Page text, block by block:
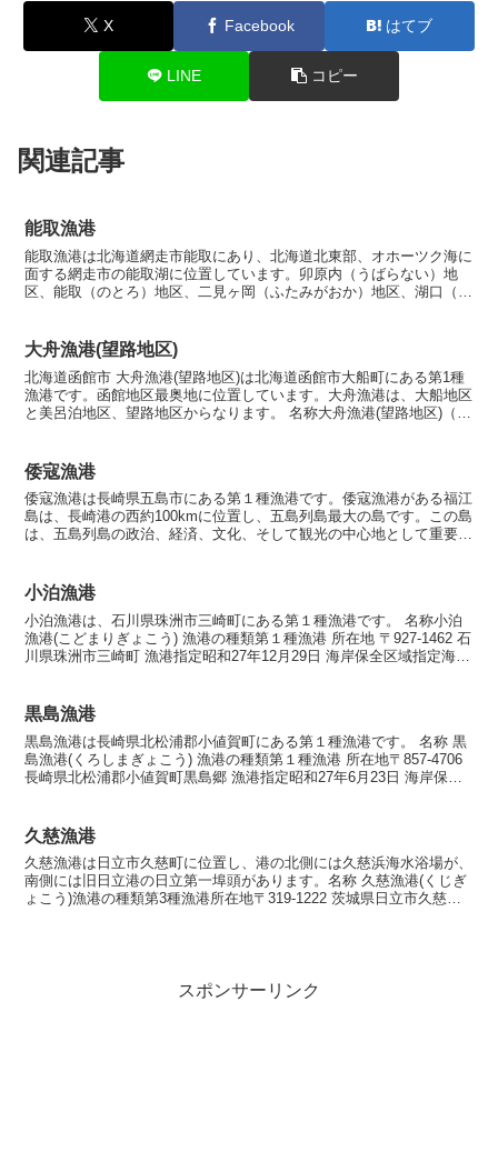
X Facebook はてブ
LINE コピー
関連記事
能取漁港
能取漁港は北海道網走市能取にあり、北海道北東部、オホーツク海に
面する網走市の能取湖に位置しています。卯原内（うばらない）地
区、能取（のとろ）地区、二見ヶ岡（ふたみがおか）地区、湖口（こ
大舟漁港(望路地区)
北海道函館市 大舟漁港(望路地区)は北海道函館市大船町にある第1種
漁港です。函館地区最奥地に位置しています。大舟漁港は、大船地区
と美呂泊地区、望路地区からなります。 名称大舟漁港(望路地区)（お
倭寇漁港
倭寇漁港は長崎県五島市にある第１種漁港です。倭寇漁港がある福江
島は、長崎港の西約100kmに位置し、五島列島最大の島です。この島
は、五島列島の政治、経済、文化、そして観光の中心地として重要な
小泊漁港
小泊漁港は、石川県珠洲市三崎町にある第１種漁港です。 名称小泊
漁港(こどまりぎょこう) 漁港の種類第１種漁港 所在地 〒927-1462 石
川県珠洲市三崎町 漁港指定昭和27年12月29日 海岸保全区域指定海岸
黒島漁港
黒島漁港は長崎県北松浦郡小値賀町にある第１種漁港です。 名称 黒
島漁港(くろしまぎょこう) 漁港の種類第１種漁港 所在地〒857-4706
長崎県北松浦郡小値賀町黒島郷 漁港指定昭和27年6月23日 海岸保全
久慈漁港
久慈漁港は日立市久慈町に位置し、港の北側には久慈浜海水浴場が、
南側には旧日立港の日立第一埠頭があります。名称 久慈漁港(くじぎ
ょこう)漁港の種類第3種漁港所在地〒319-1222 茨城県日立市久慈町
スポンサーリンク